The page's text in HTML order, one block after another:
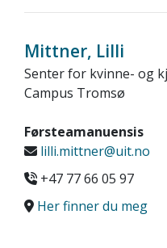
Mittner, Lilli
Senter for kvinne- og
Campus Tromsø
Førsteamanuensis
lilli.mittner@uit.no
+47 77 66 05 97
Her finner du meg